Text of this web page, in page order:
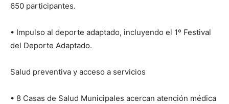
650 participantes.
• Impulso al deporte adaptado, incluyendo el 1º Festival
del Deporte Adaptado.
Salud preventiva y acceso a servicios
• 8 Casas de Salud Municipales acercan atención médica